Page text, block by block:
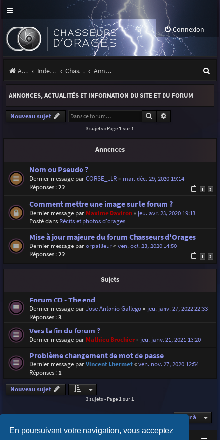
En poursuivant votre navigation, vous acceptez
Connexion
Accueil Index du forum Chasseurs d'Orages Annonces, actualités et information du site et du forum
e
e
ANNONCES, ACTUALITÉS ET INFORMATION DU SITE ET DU FORUM
Nouveau sujet Rechercher
3 sujets • Page 1 sur 1
Annonces
Nom ou Pseudo ?
Dernier message parCORSE_JLR« mar. déc. 29, 2020 19:14
Réponses :22 1 2
Comment mettre une image sur le forum ?
Dernier message par Maxime Daviron« jeu. avr. 23, 2020 19:13
Posté dans Récits et photos d'orages
Mise à jour majeure du forum Chasseurs d'Orages
Dernier message parorpailleur« ven. oct. 23, 2020 14:50
Réponses :22 1 2
Sujets
Forum CO - The end
Dernier message parJose Antonio Gallego« jeu. janv. 27, 2022 22:33
Réponses :3
Vers la fin du forum ?
Dernier message par Mathieu Brochier« jeu. janv. 21, 2021 13:20
Problème changement de mot de passe
Dernier message parVincent Lhermet« ven. nov. 27, 2020 12:54
Réponses : 1
Nouveau sujet
3 sujets • Page1sur1
Aller à